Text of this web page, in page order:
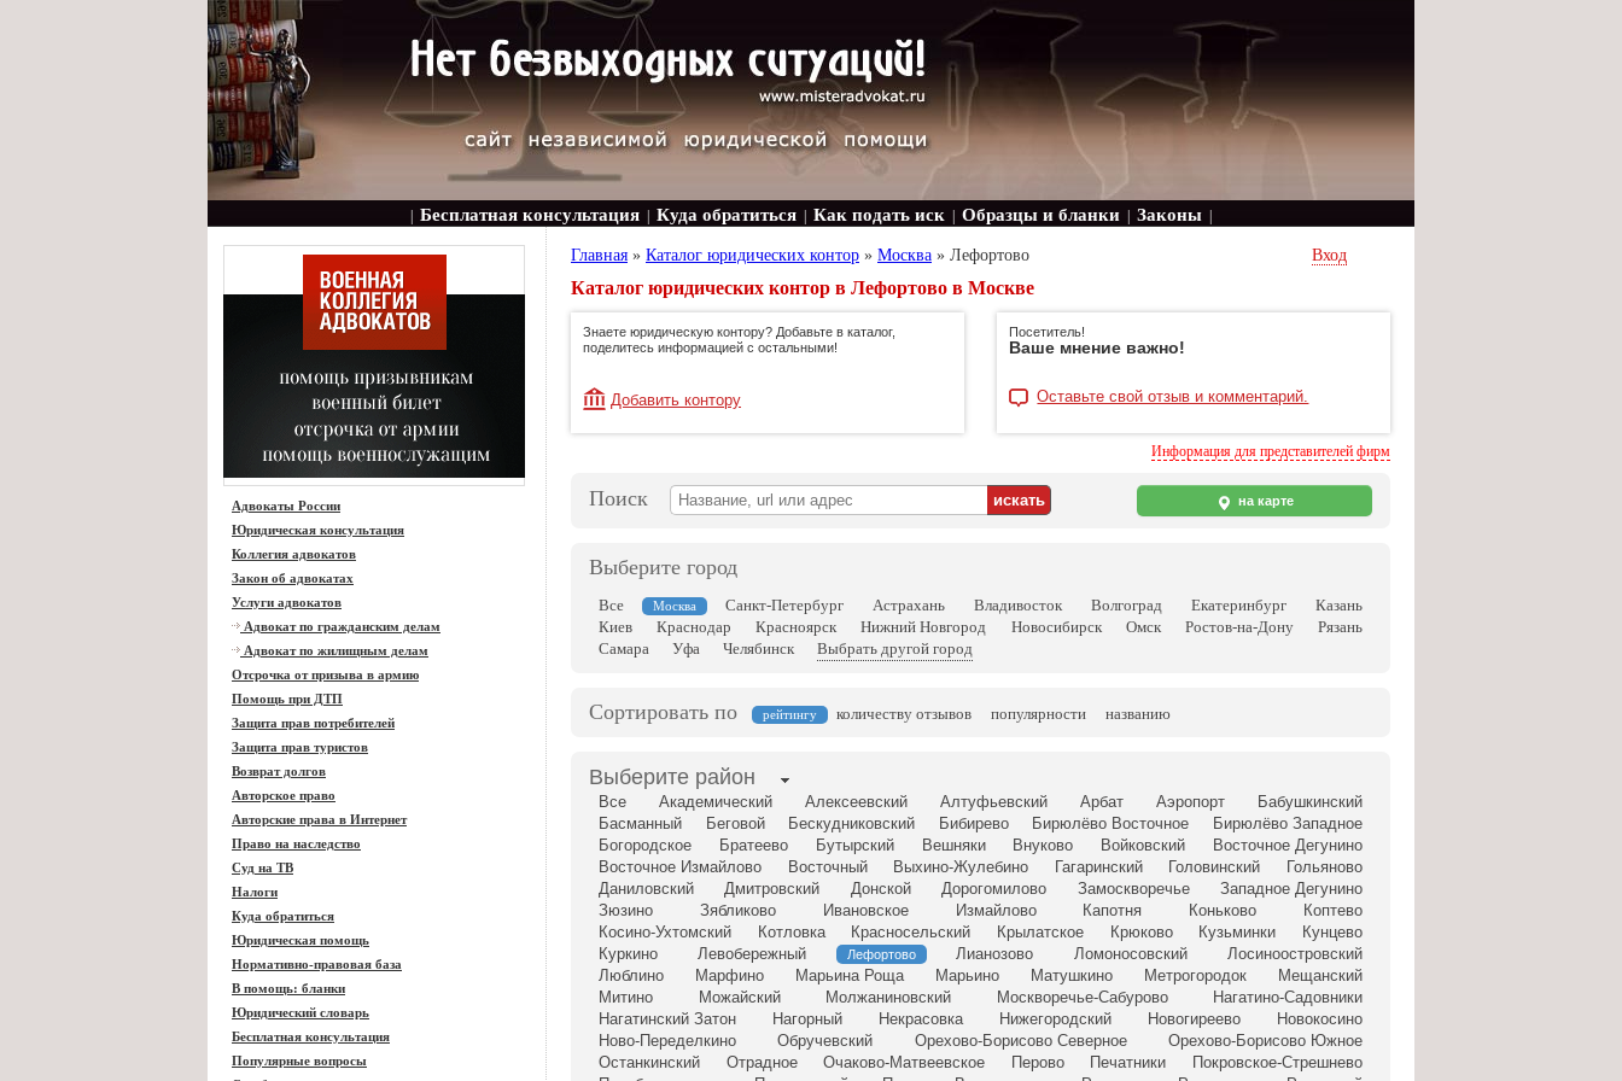
Бесплатная консультация Куда обратиться Как подать иск Образцы и бланки Законы
Адвокаты России
Юридическая консультация
Коллегия адвокатов
Закон об адвокатах
Услуги адвокатов
Адвокат по гражданским делам
Адвокат по жилищным делам
Отсрочка от призыва в армию
Помощь при ДТП
Защита прав потребителей
Защита прав туристов
Возврат долгов
Авторское право
Авторские права в Интернет
Право на наследство
Суд на ТВ
Налоги
Куда обратиться
Юридическая помощь
Нормативно-правовая база
В помощь: бланки
Юридический словарь
Бесплатная консультация
Популярные вопросы
Главная » Каталог юридических контор » Москва » Лефортово Вход
Каталог юридических контор в Лефортово в Москве
Знаете юридическую контору? Добавьте в каталог,
поделитесь информацией с остальными!
Добавить контору
Посетитель!
Ваше мнение важно!
Оставьте свой отзыв и комментарий.
Информация для представителей фирм
Поиск на карте
Выберите город
Все Москва Санкт-Петербург Астрахань Владивосток Волгоград Екатеринбург
Казань
Киев
Краснодар Красноярск Нижний Новгород Новосибирск Омск Ростов-на-Дону
Рязань
Самара
Уфа Челябинск Выбрать другой город
Сортировать по рейтингу количеству отзывов популярности названию
Выберите район
Все Академический Алексеевский Алтуфьевский Арбат Аэропорт
Бабушкинский
Басманный
Беговой Бескудниковский Бибирево Бирюлёво Восточное
Бирюлёво Западное
Богородское
Братеево Бутырский Вешняки Внуково Войковский
Восточное Дегунино
Восточное Измайлово
Восточный Выхино-Жулебино Гагаринский Головинский
Гольяново
Даниловский
Дмитровский Донской Дорогомилово Замоскворечье
Западное Дегунино
Зюзино
Зябликово Ивановское Измайлово Капотня Коньково
Коптево
Косино-Ухтомский
Котловка Красносельский Крылатское Крюково Кузьминки
Кунцево
Куркино
Левобережный Лефортово Лианозово Ломоносовский
Лосиноостровский
Люблино
Марфино Марьина Роща Марьино Матушкино Метрогородок
Мещанский
Митино
Можайский Молжаниновский Москворечье-Сабурово
Нагатино-Садовники
Нагатинский Затон
Нагорный Некрасовка Нижегородский Новогиреево
Новокосино
Ново-Переделкино
Обручевский Орехово-Борисово Северное
Орехово-Борисово Южное
Останкинский
Отрадное Очаково-Матвеевское Перово Печатники
Покровское-Стрешнево